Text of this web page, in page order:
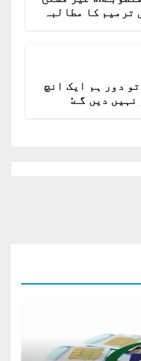
ترمیم کا مطالبہ
دور ہم ایک انچ
نہیں دیں گے: